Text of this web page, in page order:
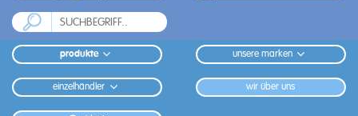
produkte unsere marken
einzelhändler wir über uns